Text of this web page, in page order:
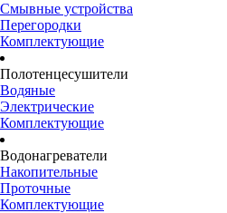
Смывные устройства
Перегородки
Комплектующие
Полотенцесушители
Водяные
Электрические
Комплектующие
Водонагреватели
Накопительные
Проточные
Комплектующие